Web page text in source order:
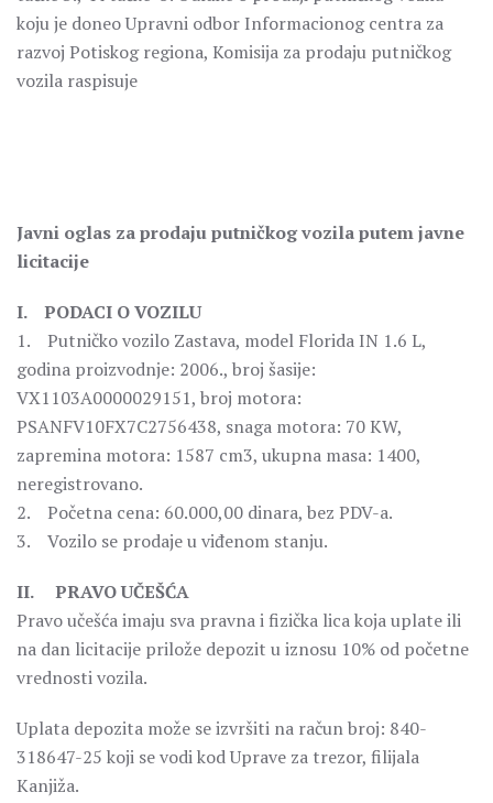
koju je doneo Upravni odbor Informacionog centra za
razvoj Potiskog regiona, Komisija za prodaju putničkog
vozila raspisuje
Javni oglas za prodaju putničkog vozila putem javne
licitacije
I. PODACI O VOZILU
1. Putničko vozilo Zastava, model Florida IN 1.6 L,
godina proizvodnje: 2006., broj šasije:
VX1103A0000029151, broj motora:
PSANFV10FX7C2756438, snaga motora: 70 KW,
zapremina motora: 1587 cm3, ukupna masa: 1400,
neregistrovano.
2. Početna cena: 60.000,00 dinara, bez PDV-a.
3. Vozilo se prodaje u viđenom stanju.
II. PRAVO UČEŠĆA
Pravo učešća imaju sva pravna i fizička lica koja uplate ili
na dan licitacije prilože depozit u iznosu 10% od početne
vrednosti vozila.
Uplata depozita može se izvršiti na račun broj: 840-
318647-25 koji se vodi kod Uprave za trezor, filijala
Kanjiža.